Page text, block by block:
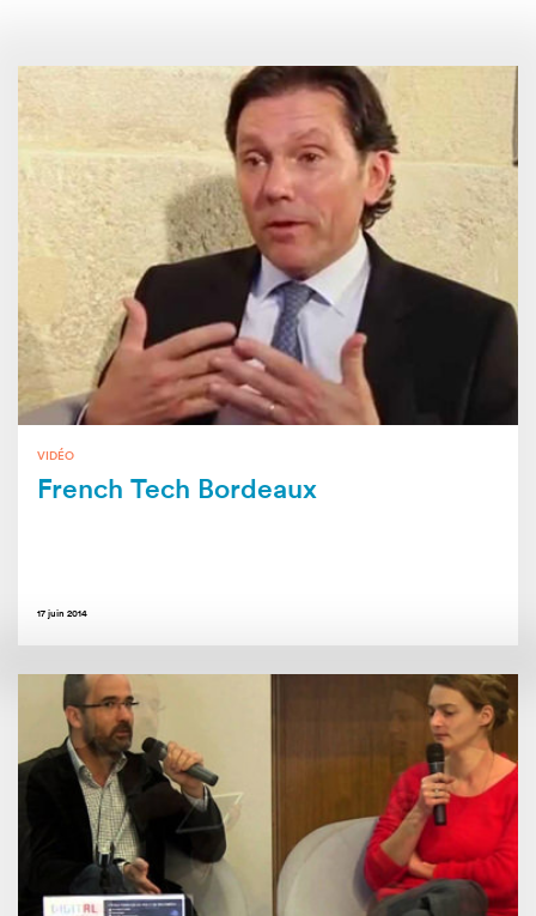
VIDÉO
French Tech Bordeaux
17 juin 2014